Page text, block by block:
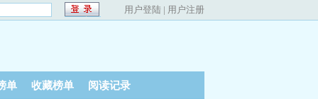
用户登陆 | 用户注册
单 收藏榜单 阅读记录